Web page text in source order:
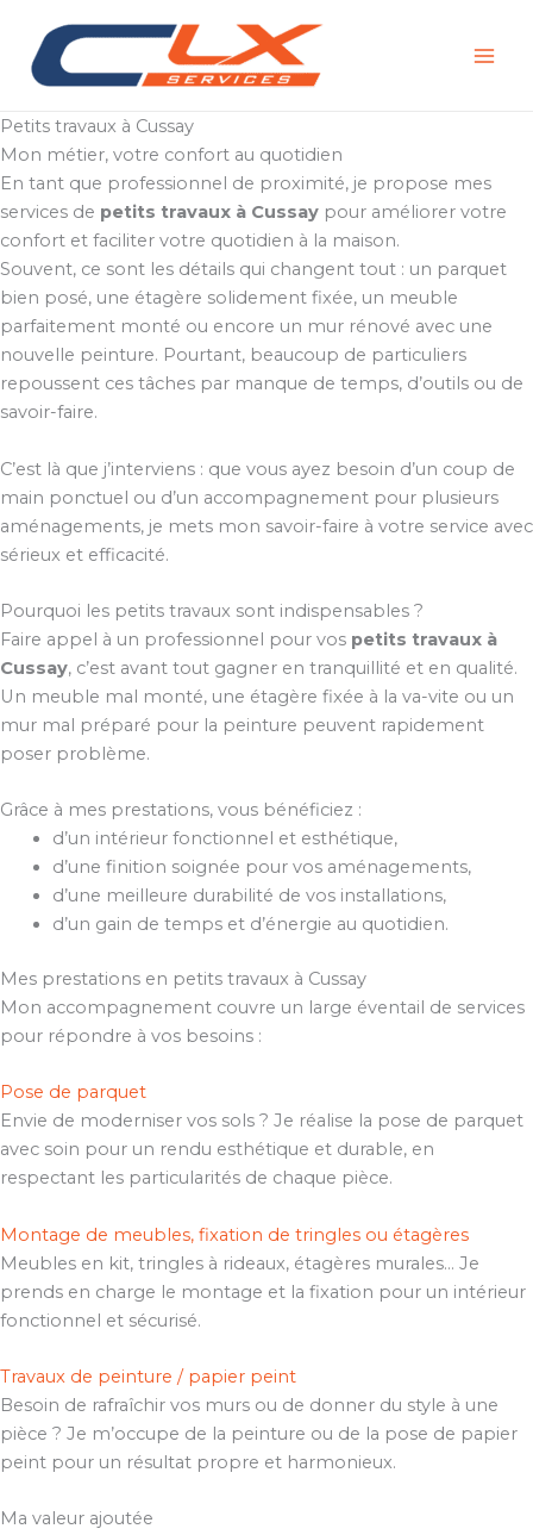
contenu
Petits travaux à Cussay
Mon métier, votre confort au quotidien
En tant que professionnel de proximité, je propose mes
services de petits travaux à Cussay pour améliorer votre
confort et faciliter votre quotidien à la maison.
Souvent, ce sont les détails qui changent tout : un parquet
bien posé, une étagère solidement fixée, un meuble
parfaitement monté ou encore un mur rénové avec une
nouvelle peinture. Pourtant, beaucoup de particuliers
repoussent ces tâches par manque de temps, d’outils ou de
savoir-faire.
C’est là que j’interviens : que vous ayez besoin d’un coup de
main ponctuel ou d’un accompagnement pour plusieurs
aménagements, je mets mon savoir-faire à votre service avec
sérieux et efficacité.
Pourquoi les petits travaux sont indispensables ?
Faire appel à un professionnel pour vos petits travaux à
Cussay, c’est avant tout gagner en tranquillité et en qualité.
Un meuble mal monté, une étagère fixée à la va-vite ou un
mur mal préparé pour la peinture peuvent rapidement
poser problème.
Grâce à mes prestations, vous bénéficiez :
d’un intérieur fonctionnel et esthétique,
d’une finition soignée pour vos aménagements,
d’une meilleure durabilité de vos installations,
d’un gain de temps et d’énergie au quotidien.
Mes prestations en petits travaux à Cussay
Mon accompagnement couvre un large éventail de services
pour répondre à vos besoins :
Pose de parquet
Envie de moderniser vos sols ? Je réalise la pose de parquet
avec soin pour un rendu esthétique et durable, en
respectant les particularités de chaque pièce.
Montage de meubles, fixation de tringles ou étagères
Meubles en kit, tringles à rideaux, étagères murales… Je
prends en charge le montage et la fixation pour un intérieur
fonctionnel et sécurisé.
Travaux de peinture / papier peint
Besoin de rafraîchir vos murs ou de donner du style à une
pièce ? Je m’occupe de la peinture ou de la pose de papier
peint pour un résultat propre et harmonieux.
Ma valeur ajoutée